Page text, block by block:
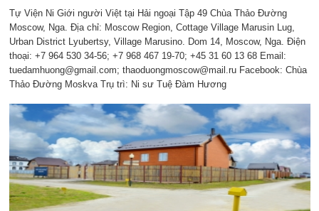
Tự Viện Ni Giới người Việt tại Hải ngoại Tập 49 Chùa Thảo Đường
Moscow, Nga. Địa chỉ: Moscow Region, Cottage Village Marusin Lug,
Urban District Lyubertsy, Village Marusino. Dom 14, Moscow, Nga. Điện
thoại: +7 964 530 34-56; +7 968 467 19-70; +45 31 60 13 68 Email:
tuedamhuong@gmail.com; thaoduongmoscow@mail.ru Facebook: Chùa
Thảo Đường Moskva Trụ trì: Ni sư Tuệ Đàm Hương